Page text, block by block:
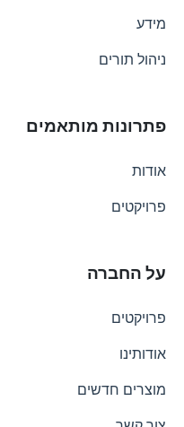
מידע
ניהול תורים
פתרונות מותאמים
אודות
פרויקטים
על החברה
פרויקטים
אודותינו
מוצרים חדשים